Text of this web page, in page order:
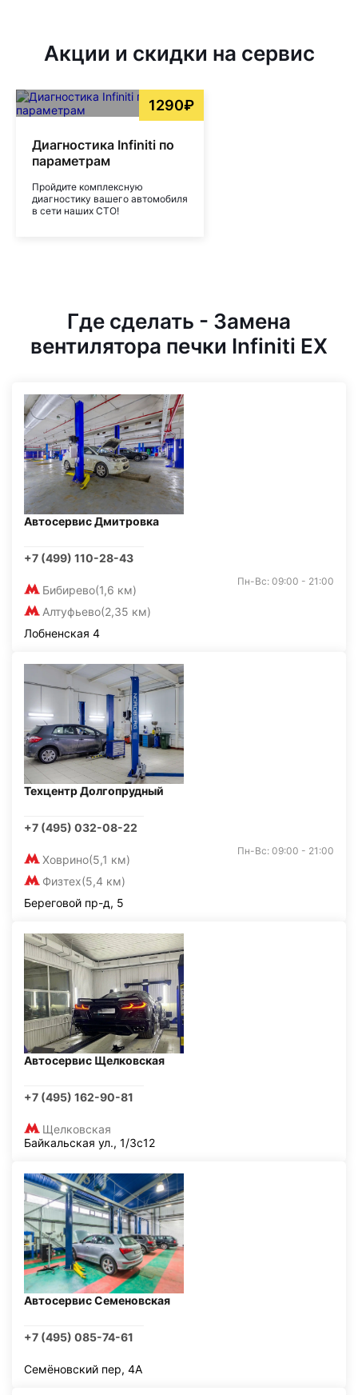
Акции и скидки на сервис
1290₽
Диагностика Infiniti по
параметрам
Пройдите комплексную
диагностику вашего автомобиля
в сети наших СТО!
Где сделать - Замена
вентилятора печки Infiniti EX
Автосервис Дмитровка
+7 (499) 110-28-43
Бибирево(1,6 км)
Алтуфьево(2,35 км)
Пн-Вс: 09:00 - 21:00
Лобненская 4
Техцентр Долгопрудный
+7 (495) 032-08-22
Ховрино(5,1 км)
Физтех(5,4 км)
Пн-Вс: 09:00 - 21:00
Береговой пр-д, 5
Автосервис Щелковская
+7 (495) 162-90-81
Щелковская
Байкальская ул., 1/3с12
Автосервис Семеновская
+7 (495) 085-74-61
Семёновский пер, 4А